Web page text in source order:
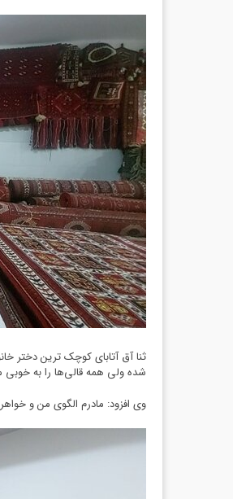
ثنا آق آتابای کوچک ترین دختر
شده ولی همه قالی‌ها را به
وی افزود: مادرم الگوی من و